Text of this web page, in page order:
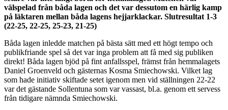
välspelad från båda lagen och det var dessutom en härlig kamp
på läktaren mellan båda lagens hejjarklackar. Slutresultat 1-3
(22-25, 22-25, 25-23, 21-25)
Båda lagen inledde matchen på bästa sätt med ett högt tempo och
publikfriande spel så det var inga problem att få med sig publiken
direkt! Båda lagen bjöd på fint anfallsspel, främst från hemmalagets
Daniel Groenveld och gästernas Kosma Smiechowski. Vilket lag
som hade initiativ skiftade setet igenom men vid ställningen 22-22
var det gästande Sollentuna som var vassast, bl.a. genom ett servess
från tidigare nämnda Smiechowski.